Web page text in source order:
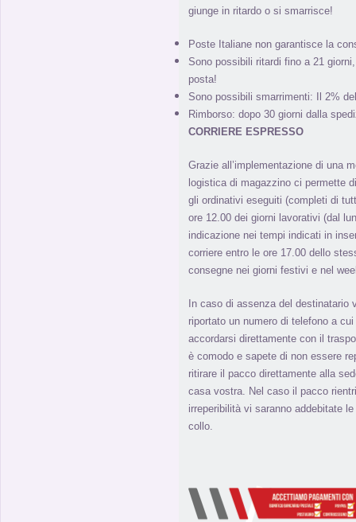
giunge in ritardo o si smarrisce!
Poste Italiane non garantisce la
Sono possibili ritardi fino a 21
posta!
Sono possibili smarrimenti: Il 2%
Rimborso: dopo 30 giorni dalla
CORRIERE ESPRESSO
Grazie all’implementazione di una
logistica di magazzino ci permette
gli ordinativi eseguiti (completi di
ore 12.00 dei giorni lavorativi (dal
indicazione nei tempi indicati in
corriere entro le ore 17.00 dello
consegne nei giorni festivi e nel
In caso di assenza del
riportato un numero di telefono a
accordarsi direttamente con il
è comodo e sapete di non essere
ritirare il pacco direttamente alla
casa vostra. Nel caso il pacco
irreperibilità vi saranno addebitate
collo.